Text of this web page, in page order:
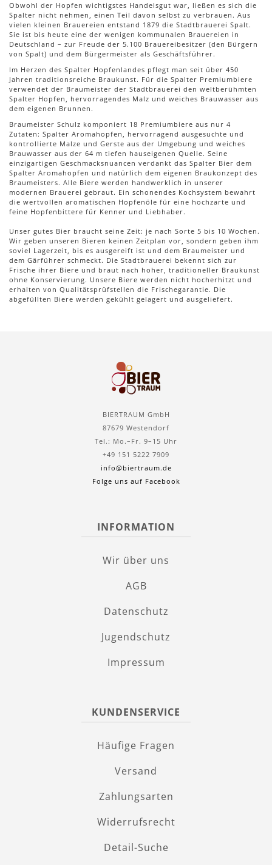
Obwohl der Hopfen wichtigstes Handelsgut war, ließen es sich die
Spalter nicht nehmen, einen Teil davon selbst zu verbrauen. Aus
vielen kleinen Brauereien entstand 1879 die Stadtbrauerei Spalt.
Sie ist bis heute eine der wenigen kommunalen Brauereien in
Deutschland – zur Freude der 5.100 Brauereibesitzer (den Bürgern
von Spalt) und dem Bürgermeister als Geschäftsführer.
Im Herzen des Spalter Hopfenlandes pflegt man seit über 450
Jahren traditionsreiche Braukunst. Für die Spalter Premiumbiere
verwendet der Braumeister der Stadtbrauerei den weltberühmten
Spalter Hopfen, hervorragendes Malz und weiches Brauwasser aus
dem eigenen Brunnen.
Braumeister Schulz komponiert 18 Premiumbiere aus nur 4
Zutaten: Spalter Aromahopfen, hervorragend ausgesuchte und
kontrollierte Malze und Gerste aus der Umgebung und weiches
Brauwasser aus der 64 m tiefen hauseigenen Quelle. Seine
einzigartigen Geschmacksnuancen verdankt das Spalter Bier dem
Spalter Aromahopfen und natürlich dem eigenen Braukonzept des
Braumeisters. Alle Biere werden handwerklich in unserer
modernen Brauerei gebraut. Ein schonendes Kochsystem bewahrt
die wertvollen aromatischen Hopfenöle für eine hochzarte und
feine Hopfenbittere für Kenner und Liebhaber.
Unser gutes Bier braucht seine Zeit: je nach Sorte 5 bis 10 Wochen.
Wir geben unseren Bieren keinen Zeitplan vor, sondern geben ihm
soviel Lagerzeit, bis es ausgereift ist und dem Braumeister und
dem Gärführer schmeckt. Die Stadtbrauerei bekennt sich zur
Frische ihrer Biere und braut nach hoher, traditioneller Braukunst
ohne Konservierung. Unsere Biere werden nicht hocherhitzt und
erhalten von Qualitätsprüfstellen die Frischegarantie. Die
abgefüllten Biere werden gekühlt gelagert und ausgeliefert.
BIERTRAUM GmbH
87679 Westendorf
Tel.: Mo.–Fr. 9–15 Uhr
+49 151 5222 7909
info@biertraum.de
Folge uns auf Facebook
INFORMATION
Wir über uns
AGB
Datenschutz
Jugendschutz
Impressum
KUNDENSERVICE
Häufige Fragen
Versand
Zahlungsarten
Widerrufsrecht
Detail-Suche